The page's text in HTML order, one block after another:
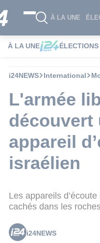
À LA UNE
À LA UNE
i24NEWS International
L'armée
découvert
appareil
israélien
Les appareils
cachés dans les
i24NEWS